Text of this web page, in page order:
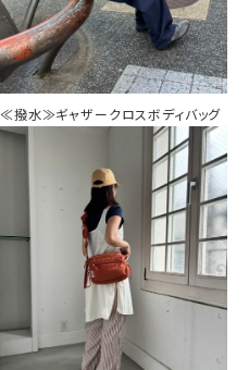
≪撥水≫ギャザークロスボディバッグ